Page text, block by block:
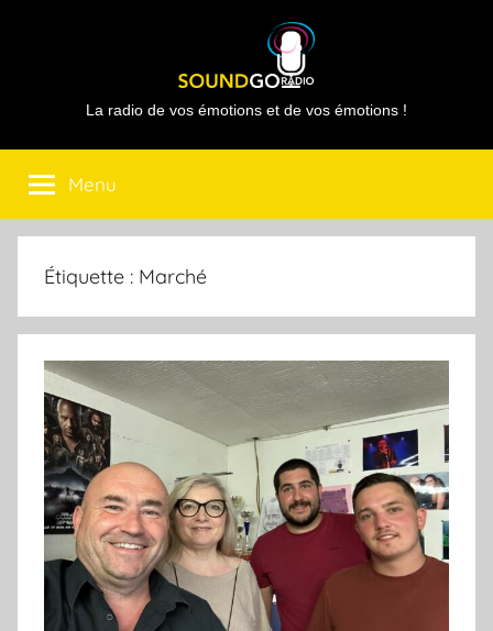
Sound
Go
Radio
La radio de vos émotions et de vos émotions !
Menu
Étiquette : Marché